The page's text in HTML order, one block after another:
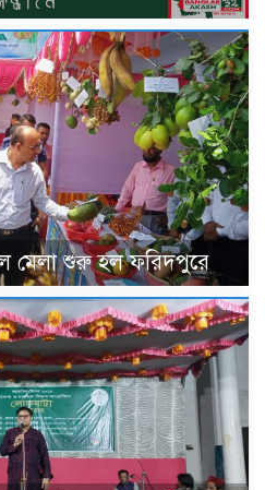
মেলা শুরু হল ফরিদপুরে